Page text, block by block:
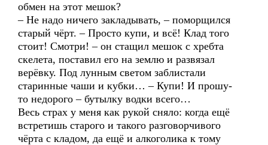
обмен на этот мешок?
– Не надо ничего закладывать, – поморщился
старый чёрт. – Просто купи, и всё! Клад того
стоит! Смотри! – он стащил мешок с хребта
скелета, поставил его на землю и развязал
верёвку. Под лунным светом заблистали
старинные чаши и кубки… – Купи! И прошу-
то недорого – бутылку водки всего…
Весь страх у меня как рукой сняло: когда ещё
встретишь старого и такого разговорчивого
чёрта с кладом, да ещё и алкоголика к тому